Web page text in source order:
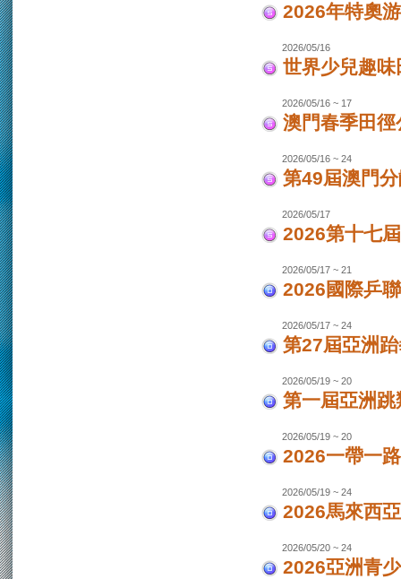
2026年特奧
2026/05/16
世界少兒趣味
2026/05/16 ~ 17
澳門春季田徑
2026/05/16 ~ 24
第49屆澳門
2026/05/17
2026第十七
2026/05/17 ~ 21
2026國際乒
2026/05/17 ~ 24
第27屆亞洲
2026/05/19 ~ 20
第一屆亞洲
2026/05/19 ~ 20
2026一帶一
2026/05/19 ~ 24
2026馬來西
2026/05/20 ~ 24
2026亞洲青